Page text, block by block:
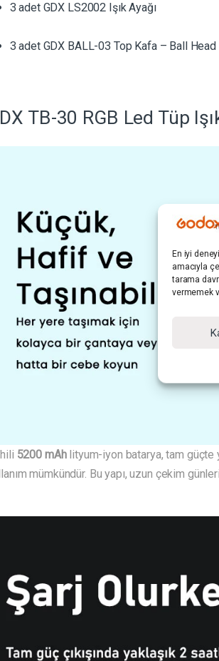
En iyi
amacıyla
tarama
vermemek
3 adet GDX LS2002 Işık Ayağı
3 adet GDX BALL-03 Top Kafa – Ball Head
TB-30 RGB Led Tüp
5200 mAhlityum-iyon batarya, tam güçte
mümkündür. Bu yapı, uzun çekim